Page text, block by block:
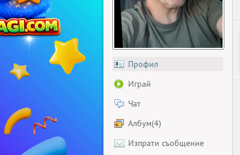
Профил
Играй
Чат
Албум(4)
Изпрати съобщение